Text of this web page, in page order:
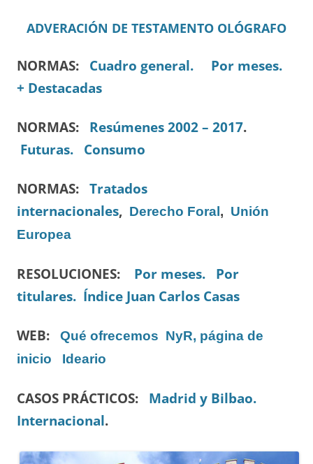
ADVERACIÓN DE TESTAMENTO OLÓGRAFO
NORMAS: Cuadro general.
Por meses.
+ Destacadas
NORMAS: Resúmenes 2002 – 2017.
Futuras.
Consumo
NORMAS: Tratados
internacionales, Derecho Foral , Unión
Europea
RESOLUCIONES: Por meses.
Por
titulares. Índice Juan Carlos Casas
WEB: Qué ofrecemos NyR, página de
inicio
Ideario
CASOS PRÁCTICOS: Madrid y Bilbao.
Internacional.